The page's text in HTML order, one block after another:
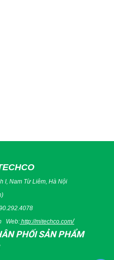
I, Nam Từ Liêm, Hà Nội
Web: http://mitechco.com/
PHỐI SẢN PHẨM